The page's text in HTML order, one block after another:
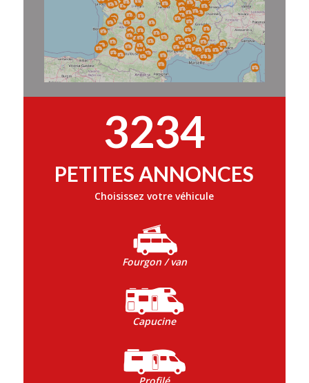
3234
PETITES ANNONCES
Choisissez votre véhicule
Fourgon / van
Capucine